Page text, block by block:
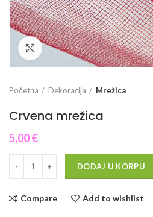
Click to enlarge
Početna Dekoracija Mrežica
Crvena mrežica
5,00€
DODAJ U KORPU
Compare Add to wishlist